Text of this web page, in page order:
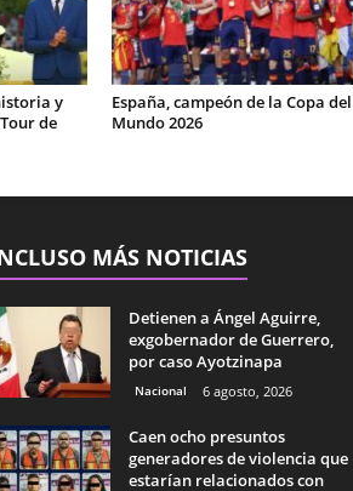
y
de
España, campeón de la Copa del
Mundo 2026
MÁS NOTICIAS
Detienen a Ángel Aguirre,
exgobernador de Guerrero,
por caso Ayotzinapa
Nacional 6 agosto, 2026
Caen ocho presuntos
generadores de violencia que
estarían relacionados con